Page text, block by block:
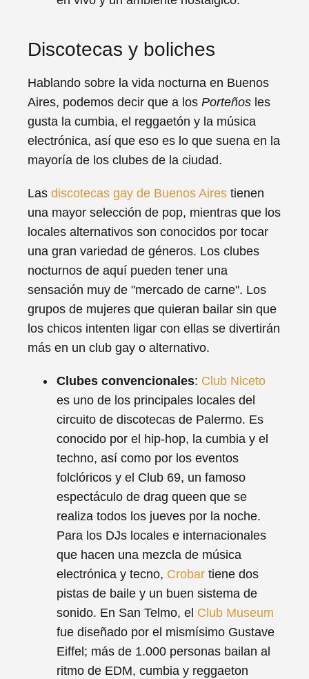
Discotecas y boliches
Hablando sobre la vida nocturna en Buenos
Aires, podemos decir que a los Porteños les
gusta la cumbia, el reggaetón y la música
electrónica, así que eso es lo que suena en la
mayoría de los clubes de la ciudad.
Las discotecas gay de Buenos Aires tienen
una mayor selección de pop, mientras que los
locales alternativos son conocidos por tocar
una gran variedad de géneros. Los clubes
nocturnos de aquí pueden tener una
sensación muy de "mercado de carne". Los
grupos de mujeres que quieran bailar sin que
los chicos intenten ligar con ellas se divertirán
más en un club gay o alternativo.
Clubes convencionales: Club Niceto
es uno de los principales locales del
circuito de discotecas de Palermo. Es
conocido por el hip-hop, la cumbia y el
techno, así como por los eventos
folclóricos y el Club 69, un famoso
espectáculo de drag queen que se
realiza todos los jueves por la noche.
Para los DJs locales e internacionales
que hacen una mezcla de música
electrónica y tecno, Crobar tiene dos
pistas de baile y un buen sistema de
sonido. En San Telmo, el Club Museum
fue diseñado por el mismísimo Gustave
Eiffel; más de 1.000 personas bailan al
ritmo de EDM, cumbia y reggaeton